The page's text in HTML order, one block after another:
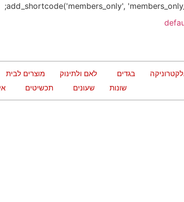
בגדים לאם ולתינוק מוצרים לבית
שונות
שעונים תכשיטים